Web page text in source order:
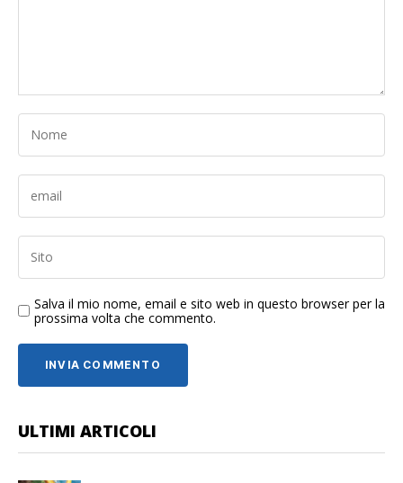
Salva il mio nome, email e sito web in questo browser per la
prossima volta che commento.
ULTIMI ARTICOLI